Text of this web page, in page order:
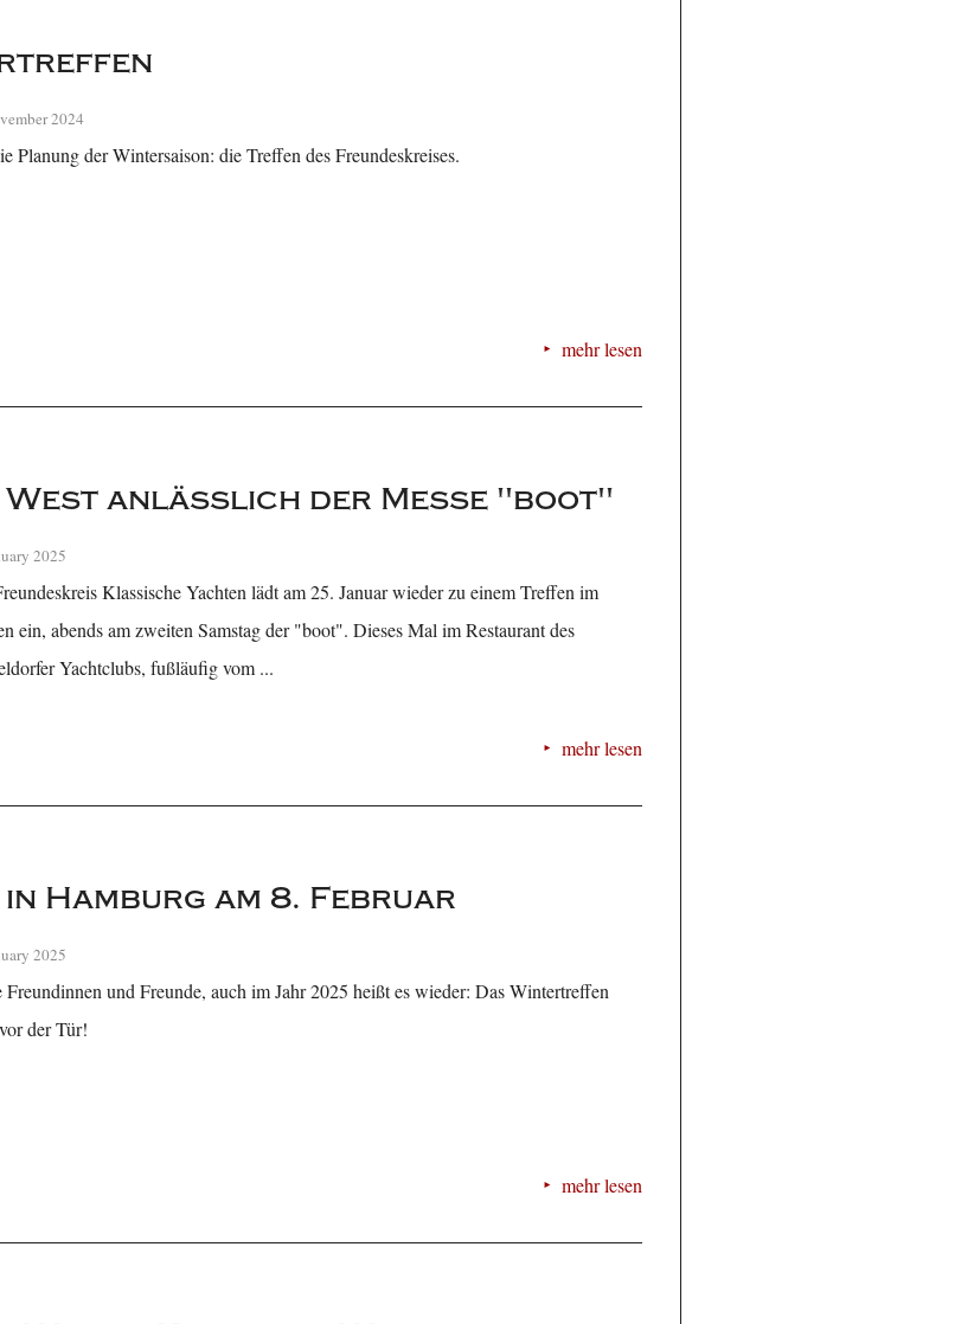
2024
Planung der Wintersaison: die Treffen des Freundeskreises.
mehr lesen
anlässlich der Messe "boot"
2025
Klassische Yachten lädt am 25. Januar wieder zu einem Treffen im
ein, abends am zweiten Samstag der "boot". Dieses Mal im Restaurant des
Yachtclubs, fußläufig vom ...
mehr lesen
Hamburg am 8. Februar
2025
Freundinnen und Freunde, auch im Jahr 2025 heißt es wieder: Das Wintertreffen
der Tür!
mehr lesen